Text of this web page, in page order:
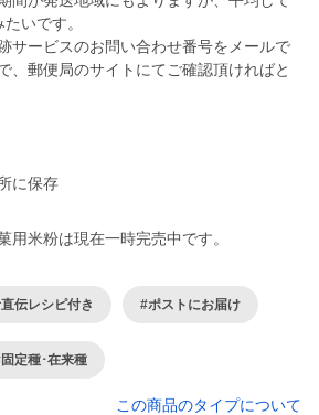
いです。
サービスのお問い合わせ番号をメールで
、郵便局のサイトにてご確認頂ければと
に保存
用米粉は現在一時完売中です。
伝レシピ付き #ポストにお届け
定種･在来種
この商品のタイプについて